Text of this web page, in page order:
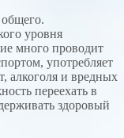
уровня
много проводит
употребляет
алкоголя и вредных
переехать в
здоровый